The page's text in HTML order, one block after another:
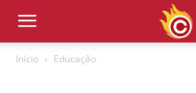
Início Educação